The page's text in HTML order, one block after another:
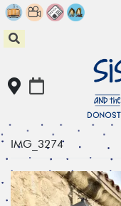
Skip
to
content
IMG_3274